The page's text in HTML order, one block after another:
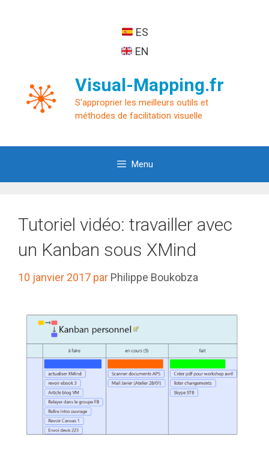
ES
EN
Visual-Mapping.fr
S'approprier les meilleurs outils et
méthodes de facilitation visuelle
Menu
Tutoriel vidéo: travailler avec
un Kanban sous XMind
10 janvier 2017 par Philippe Boukobza